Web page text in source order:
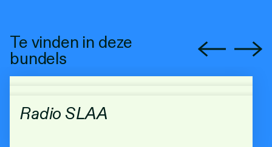
Te vinden in deze
bundels
Radio SLAA